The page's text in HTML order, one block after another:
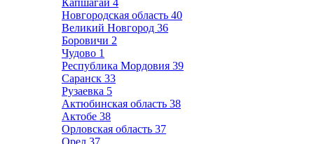
Капшагай 4
Новгородская область 40
Великий Новгород 36
Боровичи 2
Чудово 1
Республика Мордовия 39
Саранск 33
Рузаевка 5
Актюбинская область 38
Актобе 38
Орловская область 37
Орел 37